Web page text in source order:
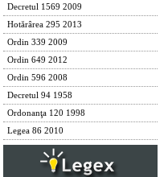
Decretul 1569 2009
Hotărârea 295 2013
Ordin 339 2009
Ordin 649 2012
Ordin 596 2008
Decretul 94 1958
Ordonanţa 120 1998
Legea 86 2010